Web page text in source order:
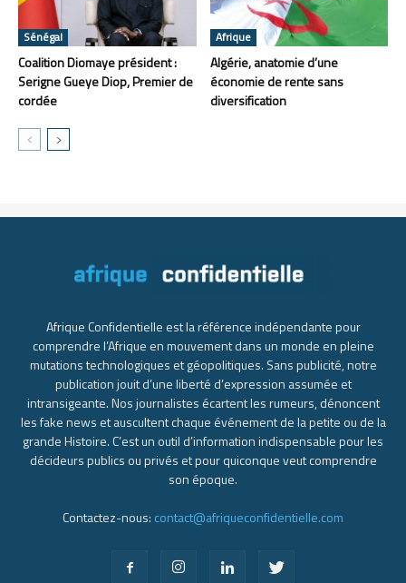
Sénégal
Coalition Diomaye président :
Serigne Gueye Diop, Premier de
cordée
Afrique
Algérie, anatomie d’une
économie de rente sans
diversification
Afrique Confidentielle est la référence indépendante pour
comprendre l’Afrique en mouvement dans un monde en pleine
mutations technologiques et géopolitiques. Sans publicité, notre
publication jouit d’une liberté d’expression assumée et
intransigeante. Nos journalistes écartent les rumeurs, dénoncent
les fake news et auscultent chaque événement de la petite ou de la
grande Histoire. C’est un outil d’information indispensable pour les
décideurs publics ou privés et pour quiconque veut comprendre
son époque.
Contactez-nous: contact@afriqueconfidentielle.com